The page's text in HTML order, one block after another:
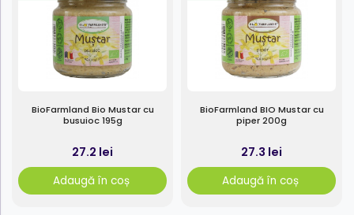
BioFarmland Bio Mustar cu
busuioc 195g
27.2 lei
Adaugă în coș
BioFarmland BIO Mustar cu
piper 200g
27.3 lei
Adaugă în coș